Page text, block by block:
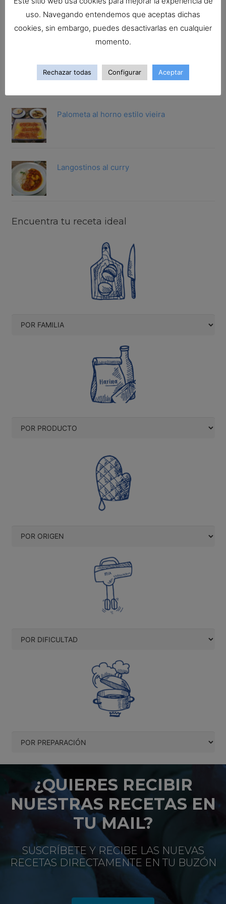
cualqu...
Palometa al horno estilo vieira
Langostinos al curry
Encuentra tu receta ideal
¿QUIERES RECIBIR
NUESTRAS RECETAS EN
TU MAIL?
SUSCRÍBETE Y RECIBE LAS NUEVAS
RECETAS DIRECTAMENTE EN TU BUZÓN
uso. Navegando entendemos que aceptas dichas
cookies, sin embargo, puedes desactivarlas en cualquier
momento.
Rechazar todas Configurar Aceptar